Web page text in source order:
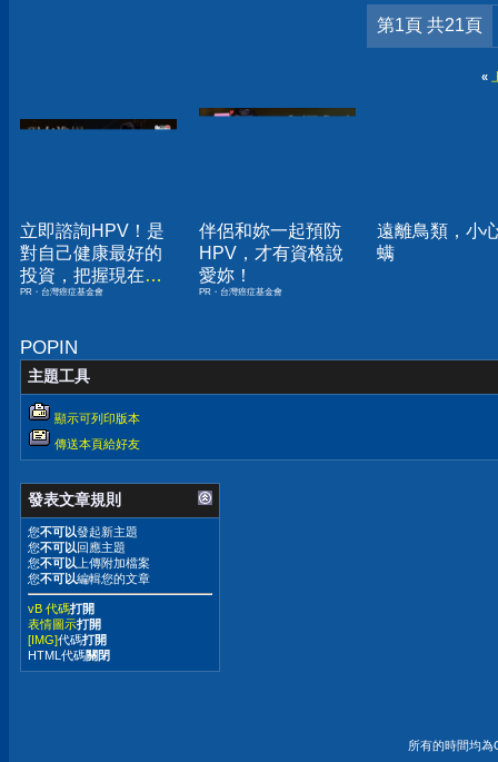
第1頁 共21頁
«
立即諮詢HPV！是
對自己健康最好的
投資，把握現在不
嫌晚！
PR・台灣癌症基金會
伴侶和妳一起預防
HPV，才有資格說
愛妳！
PR・台灣癌症基金會
遠離鳥類，小
螨
POPIN
主題工具
顯示可列印版本
傳送本頁給好友
發表文章規則
您不可以發起新主題
您不可以回應主題
您不可以 上傳附加檔案
您不可以編輯您的文章
vB 代碼打開
表情圖示打開
[IMG]代碼打開
HTML代碼關閉
所有的時間均為